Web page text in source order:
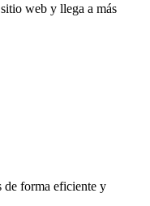
web y llega a más
de forma eficiente y